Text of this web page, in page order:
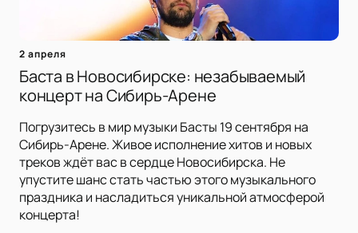
2 апреля
Баста в Новосибирске: незабываемый
концерт на Сибирь-Арене
Погрузитесь в мир музыки Басты 19 сентября на
Сибирь-Арене. Живое исполнение хитов и новых
треков ждёт вас в сердце Новосибирска. Не
упустите шанс стать частью этого музыкального
праздника и насладиться уникальной атмосферой
концерта!